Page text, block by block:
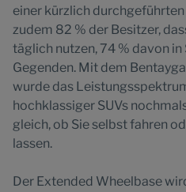
einer kürzlich
zudem 82 % der Besitzer,
täglich nutzen, 74 % davon
Gegenden. Mit dem
wurde das
hochklassiger SUVs
gleich, ob Sie selbst fahren
lassen.
Der Extended Wheelbase